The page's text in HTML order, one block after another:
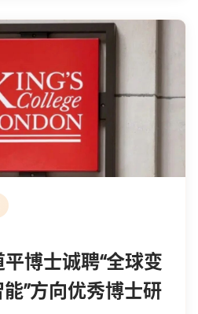
博士诚聘“全球变
”方向优秀博士研